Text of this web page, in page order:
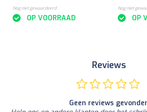
Nog niet gewaardeerd
OP VOORRAAD
Nog niet
OP
Reviews
Geen reviews